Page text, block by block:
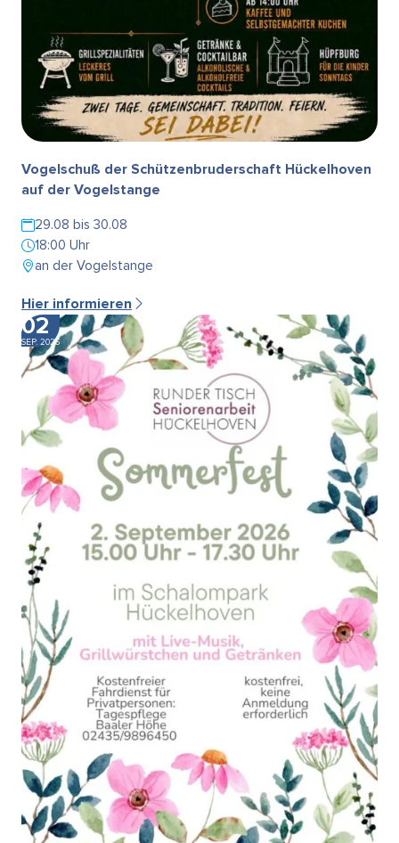
Vogelschuß der Schützenbruderschaft Hückelhoven
auf der Vogelstange
29.08 bis 30.08
18:00 Uhr
an der Vogelstange
Hier informieren
02
SEP. 2026